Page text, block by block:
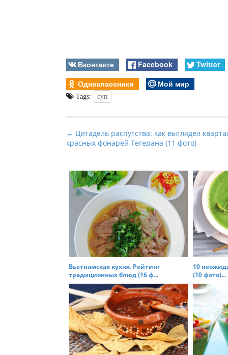
Вконтакте Facebook
Twitter
Одноклассники
Мой мир
Tags: суп
P
o
t
n
o
n
← Цитадель распутства: как выглядел
красных фонарей Тегерана (11 фото)
Вьетнамская кухня. Рейтинг
традиционных блюд (16 ф...
10
(10 фото)...